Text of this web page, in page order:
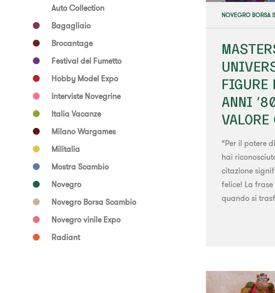
NOVEGRO BORSA
FIGURE
ANNI
“Per il potere
hai
citazione
felice! La
quando si
Auto Collection
Bagagliaio
Brocantage
Festival del Fumetto
Hobby Model Expo
Interviste Novegrine
Italia Vacanze
Milano Wargames
Militalia
Mostra Scambio
Novegro
Novegro Borsa Scambio
Novegro vinile Expo
Radiant